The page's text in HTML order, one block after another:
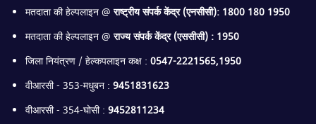
मतदाता की हेल्पलाइन @राष्ट्रीय संपर्क केंद्र (एनसीसी): 1800 180 1950
मतदाता की हेल्पलाइन @राज्य संपर्क केंद्र (एससीसी) : 1950
जिला नियंत्रण / हेल्कपलाइन कक्ष :0547-2221565,1950
वीआरसी - 353-मधुबन :9451831623
वीआरसी - 354-घोसी :9452811234